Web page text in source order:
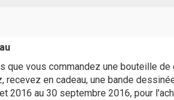
que vous commandez une bouteille
recevez en cadeau, une bande
2016 au 30 septembre 2016, pour